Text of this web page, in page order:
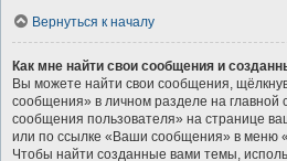
Вернуться к началу
Как мне найти свои сообщения и
Вы можете найти свои сообщения,
сообщения» в личном разделе на главной
сообщения пользователя» на странице
или по ссылке «Ваши сообщения» в меню
Чтобы найти созданные вами темы,